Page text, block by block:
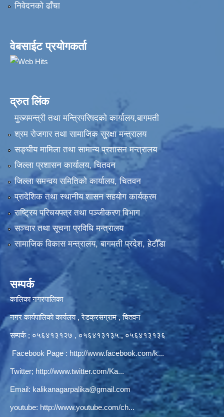
निवेदनकाे ढाँचा
वेबसाईट प्रयोगकर्ता
द्रुत लिंक
मुख्यमन्त्री तथा मन्त्रिपरिषदको कार्यालय,बागमती
श्रम रोजगार तथा सामाजिक सुरक्षा मन्त्रालय
सङ्‍घीय मामिला तथा सामान्य प्रशासन मन्त्रालय
जिल्ला प्रशासन कार्यालय, चितवन
जिल्ला समन्वय समितिको कार्यालय, चितवन
प्रादेशिक तथा स्थानीय शासन सहयोग कार्यक्रम
राष्ट्रिय परिचयपत्र तथा पञ्‍जीकरण विभाग
सञ्‍चार तथा सूचना प्रविधि मन्त्रालय
सामाजिक विकास मन्त्रालय, बागमती प्रदेश, हेटौँडा
सम्पर्क
कालिका नगरपालिका
नगर कार्यपालिकाे कार्यलय‍ , रेडक्रसग्राम , चितवन
सम्पर्क ; ०५६४१३१२७ , ०५६४१३१३५ , ०५६४१३१३६
Facebook Page : http://www.facebook.com/k...
Twitter; http://www.twitter.com/Ka...
Email: kalikanagarpalika@gmail.com
youtube: http://www.youtube.com/ch...